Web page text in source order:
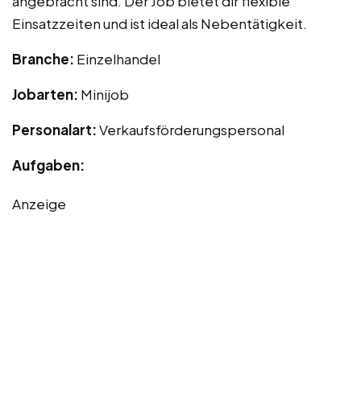
Einsatzzeiten und ist ideal als Nebentätigkeit.
Branche: Einzelhandel
Jobarten: Minijob
Personalart:Verkaufsförderungspersonal
Aufgaben:
Anzeige